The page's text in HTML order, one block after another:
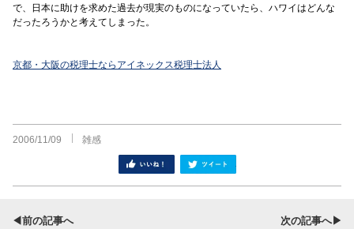
で、日本に助けを求めた過去が現実のものになっていたら、ハワイはどんな
だったろうかと考えてしまった。
京都・大阪の税理士ならアイネックス税理士法人
2006/11/09
雑感
シェア
◀前の記事へ 次の記事へ▶